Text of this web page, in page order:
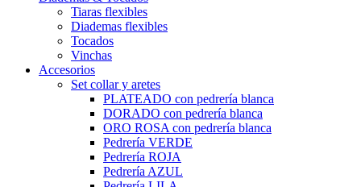
Tiaras flexibles
Diademas flexibles
Tocados
Vinchas
Accesorios
Set collar y aretes
PLATEADO con pedrería blanca
DORADO con pedrería blanca
ORO ROSA con pedrería blanca
Pedrería VERDE
Pedrería ROJA
Pedrería AZUL